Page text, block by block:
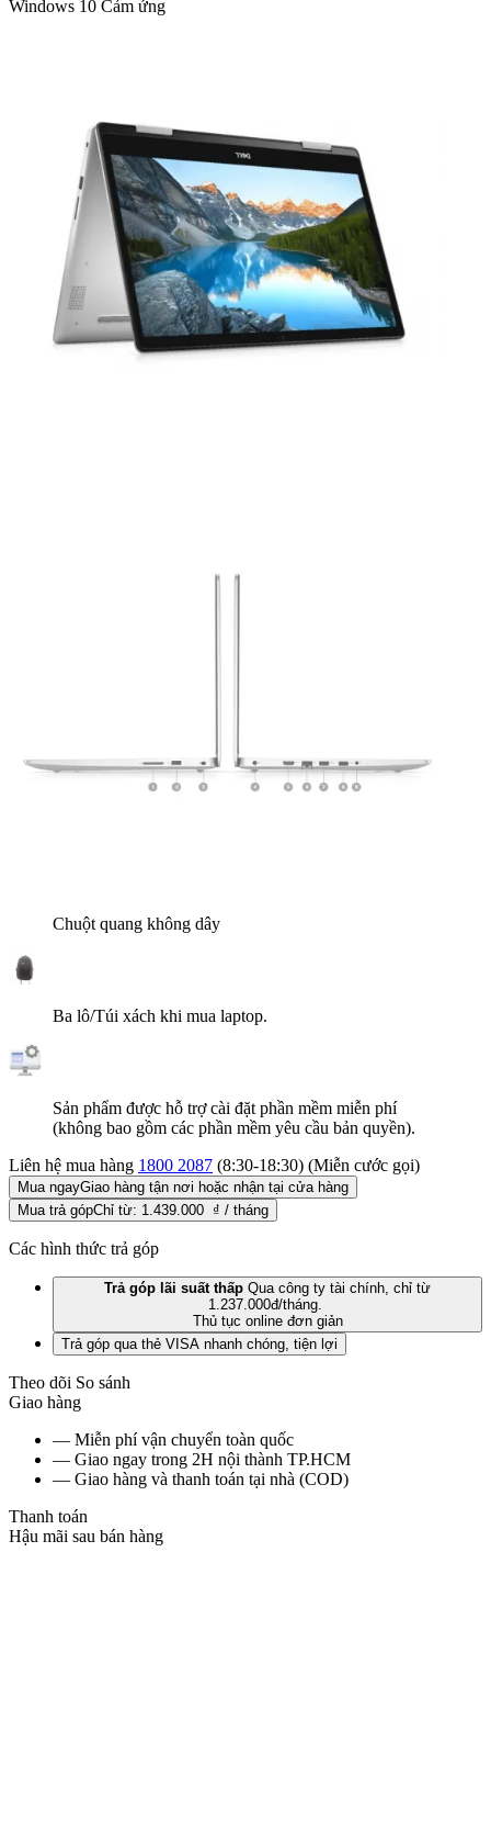
Windows 10 Cảm ứng
Bảo hành12 Tháng - 1 đổi 1 trong 30 ngày đầu
Tiêu chuẩn hàng hóaBrand New 100% - Full Box
Chuột quang không dây
Ba lô/Túi xách khi mua laptop.
Sản phẩm được hỗ trợ cài đặt phần mềm miễn phí
(không bao gồm các phần mềm yêu cầu bản quyền).
Liên hệ mua hàng 1800 2087 (8:30-18:30) (Miễn cước gọi)
Mua ngayGiao hàng tận nơi hoặc nhận tại cửa hàng
Mua trả gópChỉ từ: 1.439.000 ₫ / tháng
Các hình thức trả góp
Trả góp lãi suất thấp Qua công ty tài chính, chỉ từ
1.237.000đ/tháng.
Thủ tục online đơn giản
Trả góp qua thẻ VISA nhanh chóng, tiện lợi
Theo dõi So sánh
Giao hàng
— Miễn phí vận chuyển toàn quốc
— Giao ngay trong 2H nội thành TP.HCM
— Giao hàng và thanh toán tại nhà (COD)
Thanh toán
Hậu mãi sau bán hàng